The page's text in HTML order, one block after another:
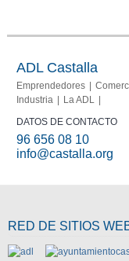
ADL Castalla
Emprendedores
Industria
La ADL
DATOS DE CONTACTO
96 656 08 10
info@castalla.org
RED DE SITIOS